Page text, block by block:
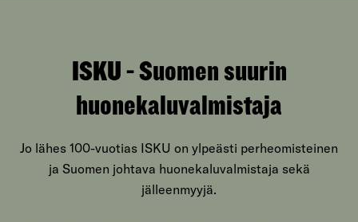
ISKU - Suomen suurin
huonekaluvalmistaja
Jo lähes 100-vuotias ISKU on ylpeästi perheomisteinen
ja Suomen johtava huonekaluvalmistaja sekä
jälleenmyyjä.